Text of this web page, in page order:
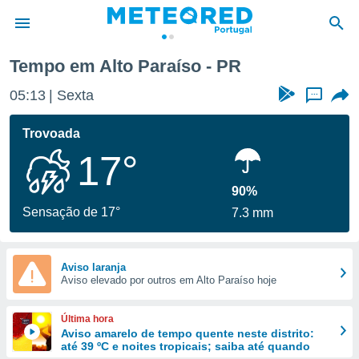
da
foi
fornecidas
a este
das
e
forma
digital
Tempo em Alto Paraíso - PR
05:13 Sexta ...
Trovoada
17°
Sensação de 17°
90%
7.3 mm
Aviso laranja
Aviso elevado por outros em Alto Paraíso hoje
Última hora
Aviso amarelo de tempo quente neste distrito:
até 39 ºC e noites tropicais; saiba até quando